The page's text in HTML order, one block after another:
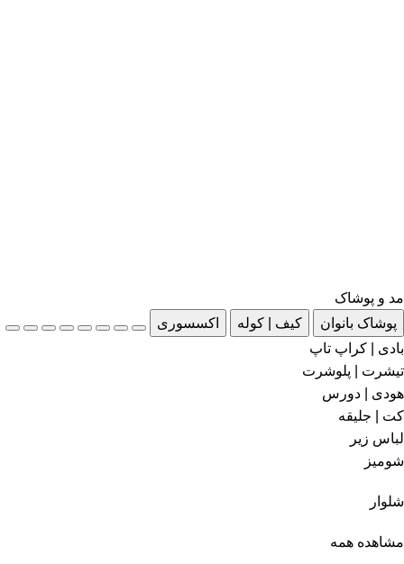
مد و پوشاک
پوشاک بانوان
کیف | کوله
اکسسوری
بادی | کراپ تاپ
تیشرت | پلوشرت
هودی | دورس
کت | جلیقه
لباس زیر
شومیز
شلوار
مشاهده همه